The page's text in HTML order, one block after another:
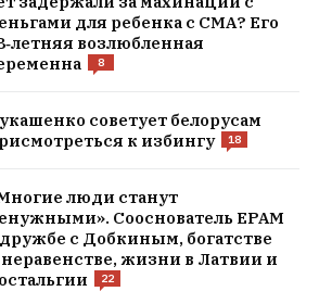
для ребенка с СМА? Его
возлюбленная
8
советует белорусам
к избингу
18
люди станут
Сооснователь EPAM
с Добкиным, богатстве
жизни в Латвии и
22